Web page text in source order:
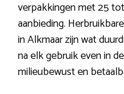
verpakkingen met 25
aanbieding.
in Alkmaar zijn wat
na elk gebruik even in
milieubewust en